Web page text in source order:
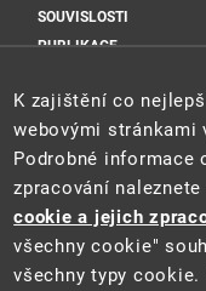
SOUVISLOSTI
PUBLIKACE
Sociální sítě
K zajištění co
webovými stránkami
Podrobné informace
zpracování
cookie a jejich
všechny cookie"
všechny typy